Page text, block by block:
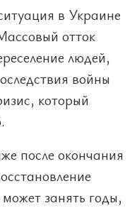
в Украине
отток
людей,
войны
который
после окончания
занять годы,